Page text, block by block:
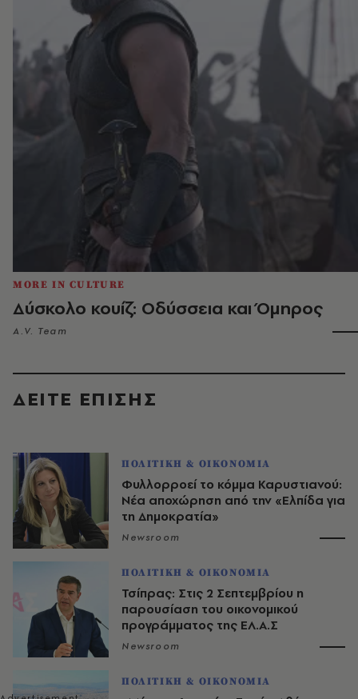
MORE IN CULTURE
Δύσκολο κουίζ: Οδύσσεια και Όμηρος
A.V. Team
ΔΕΙΤΕ ΕΠΙΣΗΣ
ΠΟΛΙΤΙΚΗ & ΟΙΚΟΝΟΜΙΑ
Φυλλορροεί το κόμμα Καρυστιανού:
Νέα αποχώρηση από την «Ελπίδα για
τη Δημοκρατία»
Newsroom
ΠΟΛΙΤΙΚΗ & ΟΙΚΟΝΟΜΙΑ
Τσίπρας: Στις 2 Σεπτεμβρίου η
παρουσίαση του οικονομικού
προγράμματος της ΕΛ.Α.Σ
Newsroom
ΠΟΛΙΤΙΚΗ & ΟΙΚΟΝΟΜΙΑ